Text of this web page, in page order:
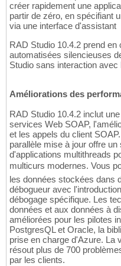
créer rapidement une
partir de zéro, en spécifiant
via une interface d'assistant
RAD Studio 10.4.2 prend en
automatisées silencieuses
Studio sans interaction
Améliorations des
RAD Studio 10.4.2 inclut
services Web SOAP,
et les appels du client
parallèle mise à jour offre
d'applications multithreads
multicurs modernes. Vous
les données stockées dans
débogueur avec
débogage spécifique. Les
données et aux données à
améliorées pour les pilotes
PostgresQL et Oracle, la
prise en charge d'Azure. La
résout plus de 700
par les clients.